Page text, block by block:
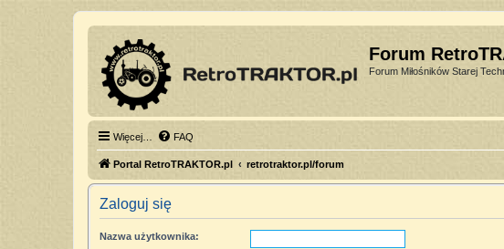
Forum
Forum Miłośników Starej
Więcej… FAQ
Portal RetroTRAKTOR.pl retrotraktor.pl/forum
Zaloguj się
Nazwa użytkownika: